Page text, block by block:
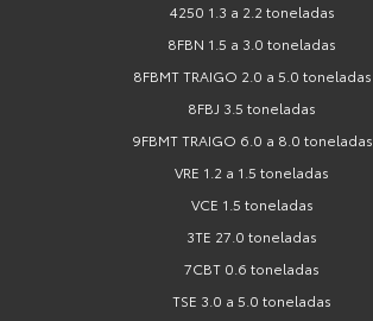
4250 1.3 a 2.2 toneladas
8FBN 1.5 a 3.0 toneladas
8FBMT TRAIGO 2.0 a 5.0 toneladas
8FBJ 3.5 toneladas
9FBMT TRAIGO 6.0 a 8.0 toneladas
VRE 1.2 a 1.5 toneladas
VCE 1.5 toneladas
3TE 27.0 toneladas
7CBT 0.6 toneladas
TSE 3.0 a 5.0 toneladas